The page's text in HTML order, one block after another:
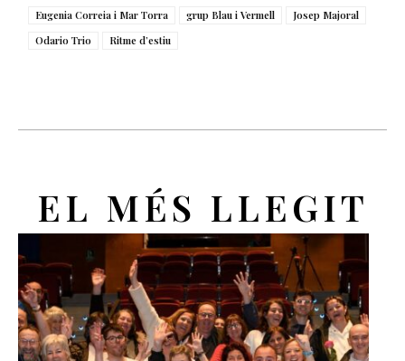
Eugenia Correia i Mar Torra
grup Blau i Vermell
Josep Majoral
Odario Trio
Ritme d’estiu
EL MÉS LLEGIT